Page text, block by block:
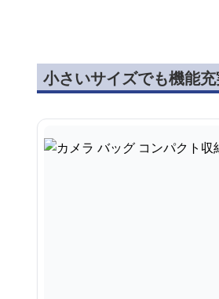
小さいサイズでも機能